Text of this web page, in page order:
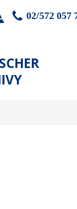
02/572 057